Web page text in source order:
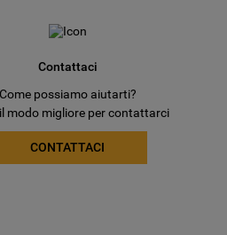
Contattaci
Come possiamo aiutarti?
modo migliore per contattarci
CONTATTACI